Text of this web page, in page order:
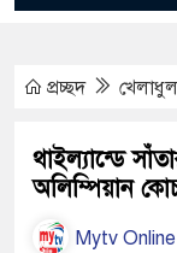
প্রচ্ছদ
থাইল্যান্ডে
অলিম্পিয়ান
Mytv Online